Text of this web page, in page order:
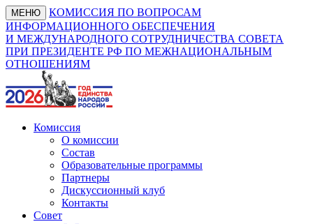
МЕНЮ
КОМИССИЯ ПО ВОПРОСАМ
ИНФОРМАЦИОННОГО ОБЕСПЕЧЕНИЯ
И МЕЖДУНАРОДНОГО СОТРУДНИЧЕСТВА СОВЕТА
ПРИ ПРЕЗИДЕНТЕ РФ ПО МЕЖНАЦИОНАЛЬНЫМ
ОТНОШЕНИЯМ
Комиссия
О комиссии
Состав
Образовательные программы
Партнеры
Дискуссионный клуб
Контакты
Совет